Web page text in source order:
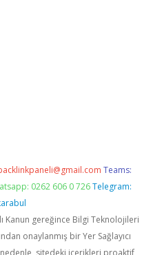
Teams:
0262 606 0 726 Telegram:
Kanun gereğince Bilgi Teknolojileri
onaylanmış bir Yer Sağlayıcı
sitedeki içerikleri proaktif